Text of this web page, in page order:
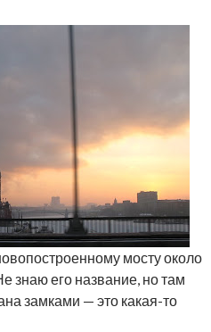
мосту около
знаю его название, но там
замками — это какая-то